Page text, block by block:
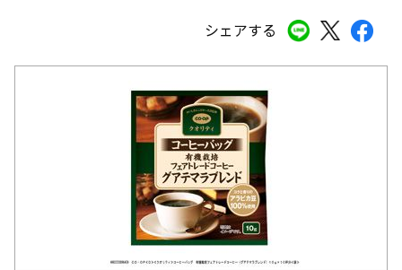
シェアする